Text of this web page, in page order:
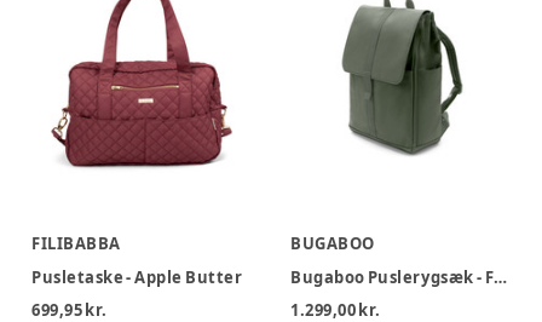
FILIBABBA
Pusletaske - Apple Butter
699,95 kr.
BUGABOO
Bugaboo Puslerygsæk - Forest Green
1.299,00 kr.